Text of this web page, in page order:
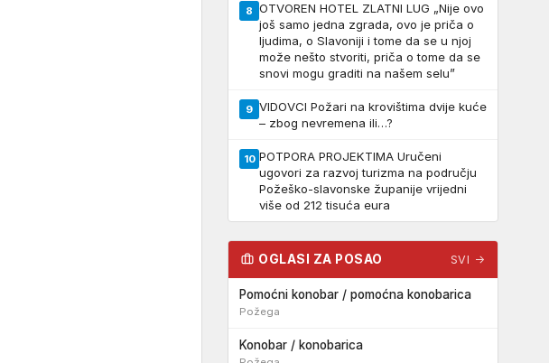
8 OTVOREN HOTEL ZLATNI LUG „Nije ovo
još samo jedna zgrada, ovo je priča o
ljudima, o Slavoniji i tome da se u njoj
može nešto stvoriti, priča o tome da se
snovi mogu graditi na našem selu”
9 VIDOVCI Požari na krovištima dvije kuće
– zbog nevremena ili…?
10 POTPORA PROJEKTIMA Uručeni
ugovori za razvoj turizma na području
Požeško-slavonske županije vrijedni
više od 212 tisuća eura
OGLASI ZA POSAO SVI →
Pomoćni konobar / pomoćna konobarica
Požega
Konobar / konobarica